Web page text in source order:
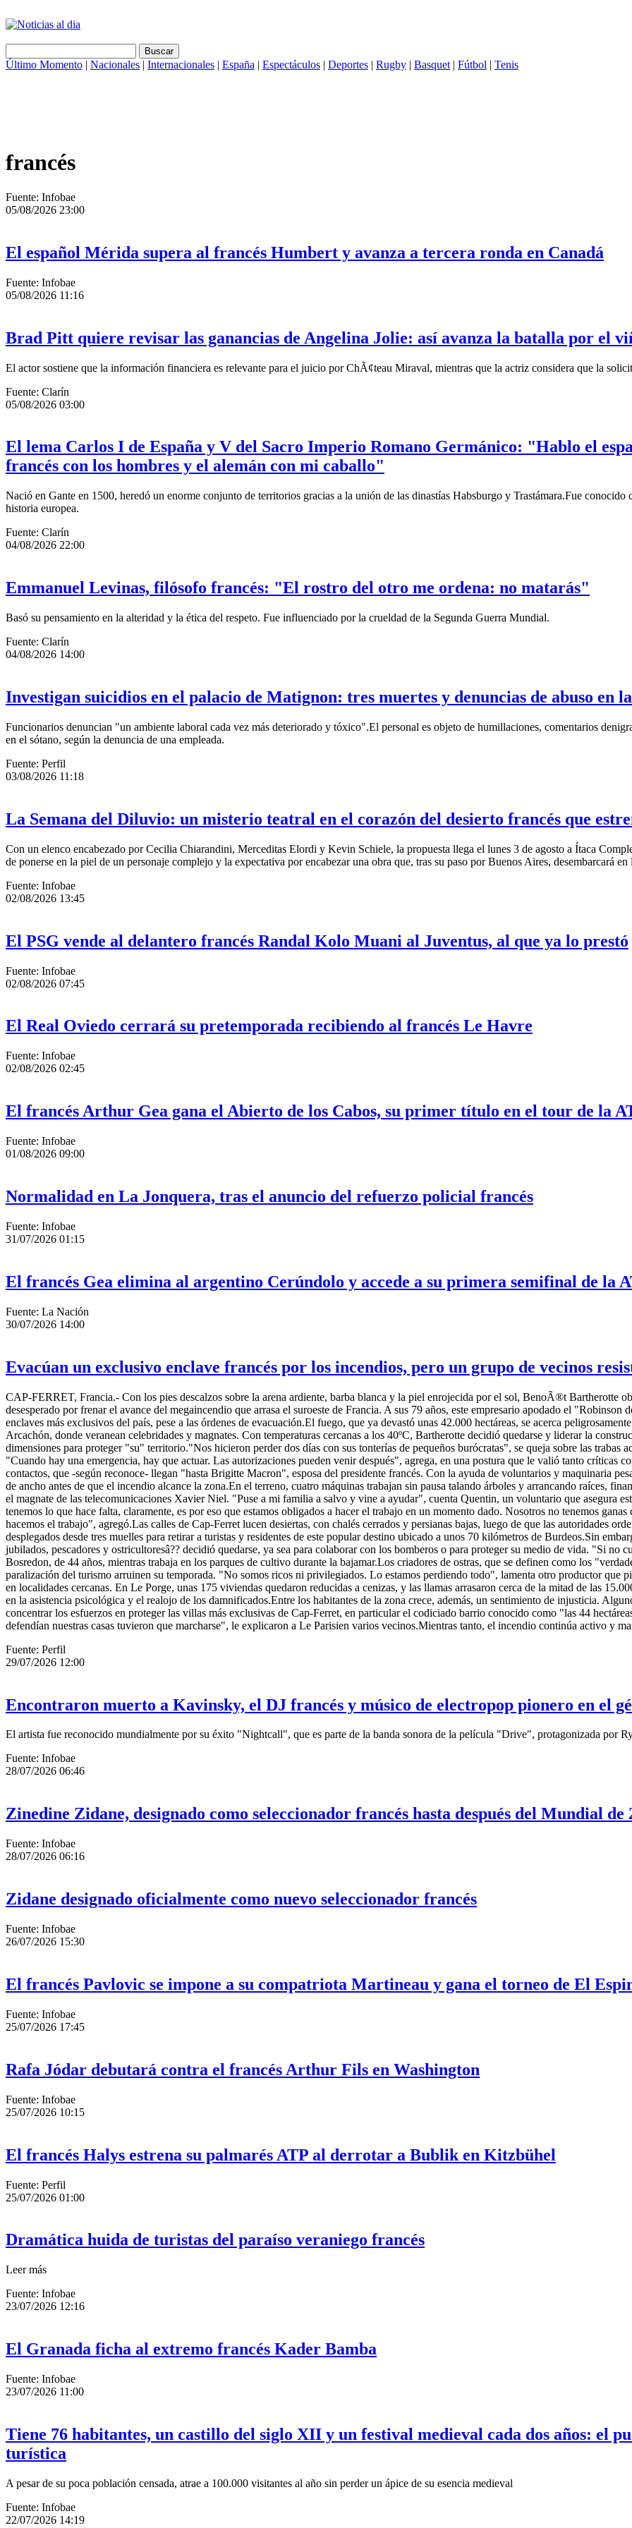
Último Momento | Nacionales | Internacionales | España | Espectáculos | Deportes | Rugby | Basquet | Fútbol | Tenis
francés
Fuente: Infobae
05/08/2026 23:00
El español Mérida supera al francés Humbert y avanza a tercera ronda en Canadá
Fuente: Infobae
05/08/2026 11:16
Brad Pitt quiere revisar las ganancias de Angelina Jolie: así avanza la batalla por el
El actor sostiene que la información financiera es relevante para el juicio por ChÃ¢teau Miraval, mientras que la actriz considera que la
Fuente: Clarín
05/08/2026 03:00
El lema Carlos I de España y V del Sacro Imperio Romano Germánico: "Hablo el
francés con los hombres y el alemán con mi caballo"
Nació en Gante en 1500, heredó un enorme conjunto de territorios gracias a la unión de las dinastías Habsburgo y Trastámara.Fue
historia europea.
Fuente: Clarín
04/08/2026 22:00
Emmanuel Levinas, filósofo francés: "El rostro del otro me ordena: no matarás"
Basó su pensamiento en la alteridad y la ética del respeto. Fue influenciado por la crueldad de la Segunda Guerra Mundial.
Fuente: Clarín
04/08/2026 14:00
Investigan suicidios en el palacio de Matignon: tres muertes y denuncias de abuso en
Funcionarios denuncian "un ambiente laboral cada vez más deteriorado y tóxico".El personal es objeto de humillaciones, comentarios
en el sótano, según la denuncia de una empleada.
Fuente: Perfil
03/08/2026 11:18
La Semana del Diluvio: un misterio teatral en el corazón del desierto francés que
Con un elenco encabezado por Cecilia Chiarandini, Merceditas Elordi y Kevin Schiele, la propuesta llega el lunes 3 de agosto a Ítaca
de ponerse en la piel de un personaje complejo y la expectativa por encabezar una obra que, tras su paso por Buenos Aires, desembarcará
Fuente: Infobae
02/08/2026 13:45
El PSG vende al delantero francés Randal Kolo Muani al Juventus, al que ya lo prestó
Fuente: Infobae
02/08/2026 07:45
El Real Oviedo cerrará su pretemporada recibiendo al francés Le Havre
Fuente: Infobae
02/08/2026 02:45
El francés Arthur Gea gana el Abierto de los Cabos, su primer título en el tour de la
Fuente: Infobae
01/08/2026 09:00
Normalidad en La Jonquera, tras el anuncio del refuerzo policial francés
Fuente: Infobae
31/07/2026 01:15
El francés Gea elimina al argentino Cerúndolo y accede a su primera semifinal de la
Fuente: La Nación
30/07/2026 14:00
Evacúan un exclusivo enclave francés por los incendios, pero un grupo de vecinos
CAP-FERRET, Francia.- Con los pies descalzos sobre la arena ardiente, barba blanca y la piel enrojecida por el sol, BenoÃ®t Bartherotte
desesperado por frenar el avance del megaincendio que arrasa el suroeste de Francia. A sus 79 años, este empresario apodado el
enclaves más exclusivos del país, pese a las órdenes de evacuación.El fuego, que ya devastó unas 42.000 hectáreas, se acerca
Arcachón, donde veranean celebridades y magnates. Con temperaturas cercanas a los 40ºC, Bartherotte decidió quedarse y liderar la
dimensiones para proteger "su" territorio."Nos hicieron perder dos días con sus tonterías de pequeños burócratas", se queja sobre las trabas
"Cuando hay una emergencia, hay que actuar. Las autorizaciones pueden venir después", agrega, en una postura que le valió tanto críticas
contactos, que -según reconoce- llegan "hasta Brigitte Macron", esposa del presidente francés. Con la ayuda de voluntarios y maquinaria
de ancho antes de que el incendio alcance la zona.En el terreno, cuatro máquinas trabajan sin pausa talando árboles y arrancando raíces,
el magnate de las telecomunicaciones Xavier Niel. "Puse a mi familia a salvo y vine a ayudar", cuenta Quentin, un voluntario que asegura
tenemos lo que hace falta, claramente, es por eso que estamos obligados a hacer el trabajo en un momento dado. Nosotros no tenemos
hacemos el trabajo", agregó.Las calles de Cap-Ferret lucen desiertas, con chalés cerrados y persianas bajas, luego de que las autoridades
desplegados desde tres muelles para retirar a turistas y residentes de este popular destino ubicado a unos 70 kilómetros de Burdeos.Sin
jubilados, pescadores y ostricultoresâ?? decidió quedarse, ya sea para colaborar con los bomberos o para proteger su medio de vida. "Si no
Bosredon, de 44 años, mientras trabaja en los parques de cultivo durante la bajamar.Los criadores de ostras, que se definen como los
paralización del turismo arruinen su temporada. "No somos ricos ni privilegiados. Lo estamos perdiendo todo", lamenta otro productor que
en localidades cercanas. En Le Porge, unas 175 viviendas quedaron reducidas a cenizas, y las llamas arrasaron cerca de la mitad de las
en la asistencia psicológica y el realojo de los damnificados.Entre los habitantes de la zona crece, además, un sentimiento de injusticia.
concentrar los esfuerzos en proteger las villas más exclusivas de Cap-Ferret, en particular el codiciado barrio conocido como "las 44
defendían nuestras casas tuvieron que marcharse", le explicaron a Le Parisien varios vecinos.Mientras tanto, el incendio continúa activo y
Fuente: Perfil
29/07/2026 12:00
Encontraron muerto a Kavinsky, el DJ francés y músico de electropop pionero en el
El artista fue reconocido mundialmente por su éxito "Nightcall", que es parte de la banda sonora de la película "Drive", protagonizada por
Fuente: Infobae
28/07/2026 06:46
Zinedine Zidane, designado como seleccionador francés hasta después del Mundial de
Fuente: Infobae
28/07/2026 06:16
Zidane designado oficialmente como nuevo seleccionador francés
Fuente: Infobae
26/07/2026 15:30
El francés Pavlovic se impone a su compatriota Martineau y gana el torneo de El
Fuente: Infobae
25/07/2026 17:45
Rafa Jódar debutará contra el francés Arthur Fils en Washington
Fuente: Infobae
25/07/2026 10:15
El francés Halys estrena su palmarés ATP al derrotar a Bublik en Kitzbühel
Fuente: Perfil
25/07/2026 01:00
Dramática huida de turistas del paraíso veraniego francés
Leer más
Fuente: Infobae
23/07/2026 12:16
El Granada ficha al extremo francés Kader Bamba
Fuente: Infobae
23/07/2026 11:00
Tiene 76 habitantes, un castillo del siglo XII y un festival medieval cada dos años: el
turística
A pesar de su poca población censada, atrae a 100.000 visitantes al año sin perder un ápice de su esencia medieval
Fuente: Infobae
22/07/2026 14:19